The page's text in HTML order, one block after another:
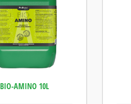
BIO-AMINO 10L